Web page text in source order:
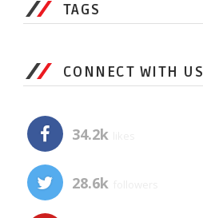
TAGS
CONNECT WITH US
34.2k
28.6k